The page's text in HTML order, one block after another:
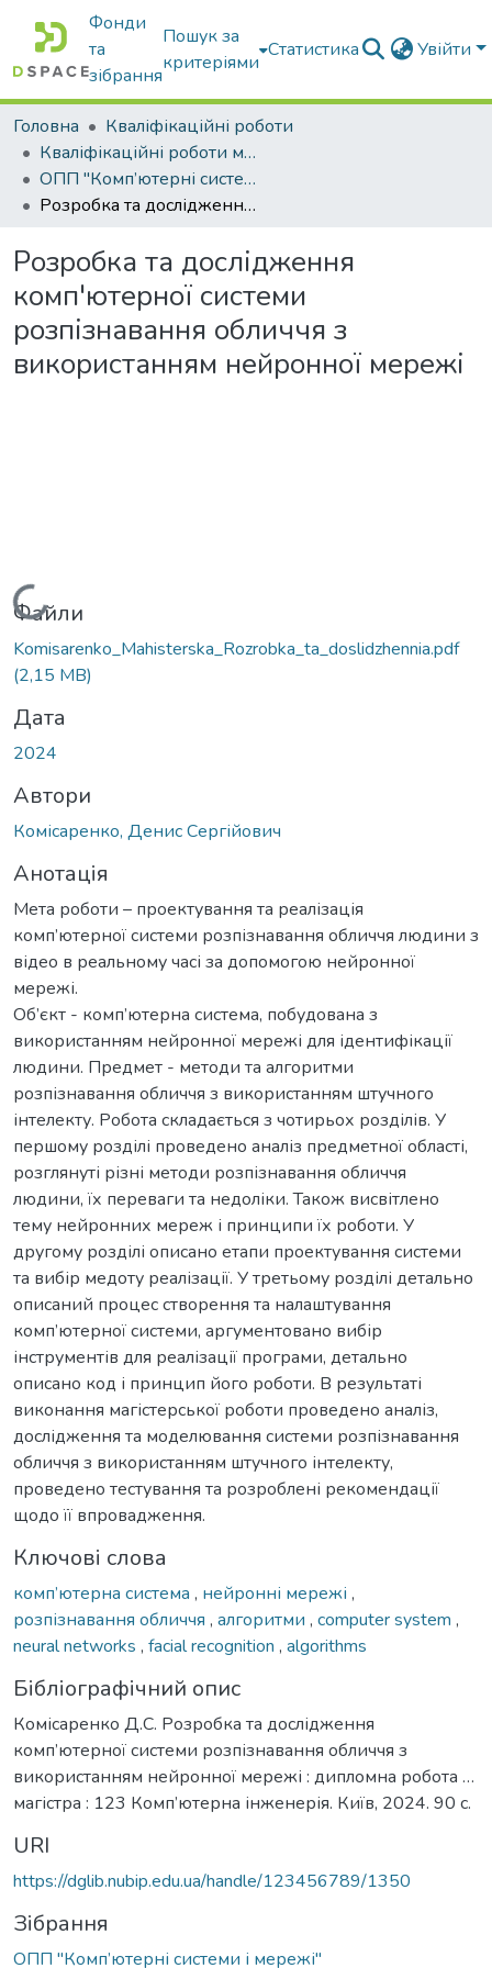
Фонди
та
зібрання
Пошук за
критеріями
Статистика Увійти
Головна
Кваліфікаційні роботи
Кваліфікаційні роботи магістрів
ОПП "Комп’ютерні системи і мережі"
Розробка та дослідження комп'ютерної системи розпізнавання обличчя з використанням нейронної мережі
Розробка та дослідження
комп'ютерної системи
розпізнавання обличчя з
використанням нейронної мережі
Вантажиться...
Файли
Komisarenko_Mahisterska_Rozrobka_ta_doslidzhennia.pdf
(2,15 MB)
Дата
2024
Автори
Комісаренко, Денис Сергійович
Анотація
Мета роботи – проектування та реалізація
комп’ютерної системи розпізнавання обличчя людини з
відео в реальному часі за допомогою нейронної
мережі.
Об’єкт - комп’ютерна система, побудована з
використанням нейронної мережі для ідентифікації
людини. Предмет - методи та алгоритми
розпізнавання обличчя з використанням штучного
інтелекту. Робота складається з чотирьох розділів. У
першому розділі проведено аналіз предметної області,
розглянуті різні методи розпізнавання обличчя
людини, їх переваги та недоліки. Також висвітлено
тему нейронних мереж і принципи їх роботи. У
другому розділі описано етапи проектування системи
та вибір медоту реалізації. У третьому розділі детально
описаний процес створення та налаштування
комп’ютерної системи, аргументовано вибір
інструментів для реалізації програми, детально
описано код і принцип його роботи. В результаті
виконання магістерської роботи проведено аналіз,
дослідження та моделювання системи розпізнавання
обличчя з використанням штучного інтелекту,
проведено тестування та розроблені рекомендації
щодо її впровадження.
Ключові слова
комп’ютерна система , нейронні мережі ,
розпізнавання обличчя , алгоритми , computer system ,
neural networks , facial recognition , algorithms
Бібліографічний опис
Комісаренко Д.С. Розробка та дослідження
комп’ютерної системи розпізнавання обличчя з
використанням нейронної мережі : дипломна робота …
магістра : 123 Комп’ютерна інженерія. Київ, 2024. 90 с.
URI
https://dglib.nubip.edu.ua/handle/123456789/1350
Зібрання
ОПП "Комп’ютерні системи і мережі"